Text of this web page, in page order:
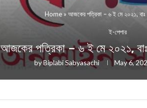
Home» আজকের পত্রিকা – ৬ ই মে ২০২১, বাঃ
ই-পেপার
আজকের পত্রিকা – ৬ ই মে ২০২১,
byBiplabi Sabyasachi May 6,